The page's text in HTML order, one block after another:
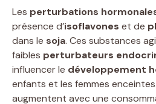
Les perturbations
présence d’isoflavones et de
dans le soja. Ces substances
faibles perturbateurs
influencer le développement
enfants et les femmes
augmentent avec une